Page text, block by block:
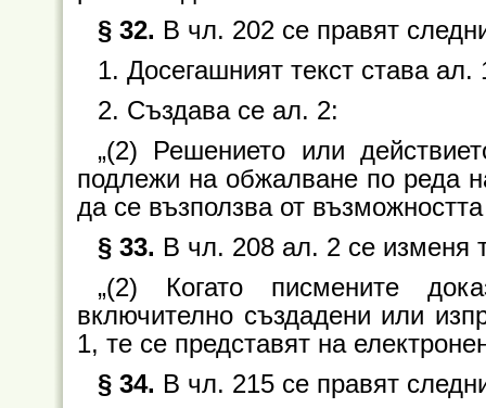
§ 32. В чл. 202 се правят
1. Досегашният текст става ал.
2. Създава се ал. 2:
„(2) Решението или
подлежи на обжалване по реда
да се възползва от
§ 33. В чл. 208 ал. 2 се изменя
„(2) Когато писмените
включително създадени или
1, те се представят на
§ 34. В чл. 215 се правят